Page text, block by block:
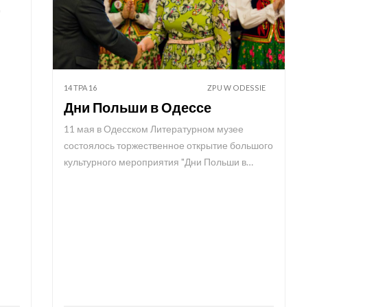
14 ТРА 16 ZPU W ODESSIE
Дни Польши в Одессе
11 мая в Одесском Литературном музее
состоялось торжественное открытие большого
культурного мероприятия "Дни Польши в…